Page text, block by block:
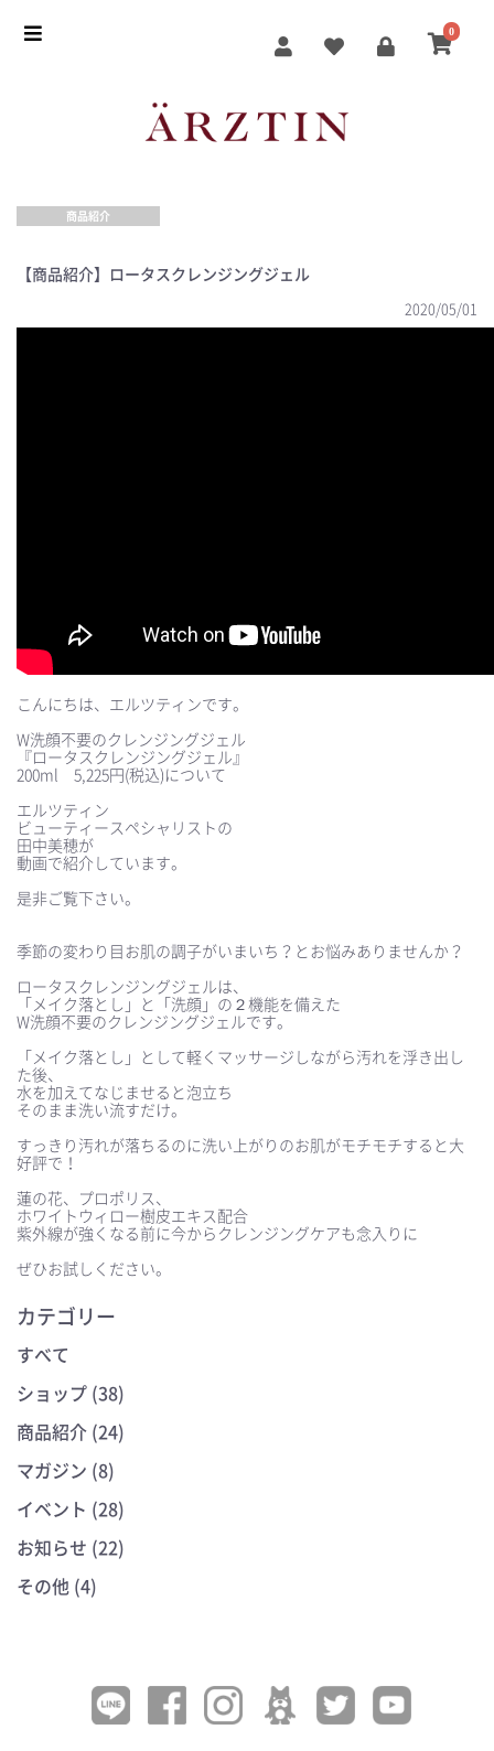
0
商品紹介
【商品紹介】ロータスクレンジングジェル
2020/05/01
こんにちは、エルツティンです。
W洗顔不要のクレンジングジェル
『ロータスクレンジングジェル』
200ml 5,225円(税込)について
エルツティン
ビューティースペシャリストの
田中美穂が
動画で紹介しています。
是非ご覧下さい。
季節の変わり目お肌の調子がいまいち？とお悩みありませんか？
ロータスクレンジングジェルは、
「メイク落とし」と「洗顔」の２機能を備えた
W洗顔不要のクレンジングジェルです。
「メイク落とし」として軽くマッサージしながら汚れを浮き出し
た後、
水を加えてなじませると泡立ち
そのまま洗い流すだけ。
すっきり汚れが落ちるのに洗い上がりのお肌がモチモチすると大
好評で！
蓮の花、プロポリス、
ホワイトウィロー樹皮エキス配合
紫外線が強くなる前に今からクレンジングケアも念入りに
ぜひお試しください。
カテゴリー
すべて
ショップ (38)
商品紹介 (24)
マガジン (8)
イベント (28)
お知らせ (22)
その他 (4)